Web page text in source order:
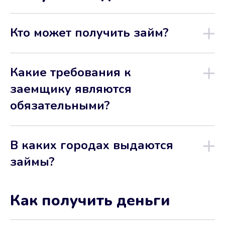
Кто может получить займ?
Какие требования к
заемщику являются
обязательными?
В каких городах выдаются
займы?
Как получить деньги